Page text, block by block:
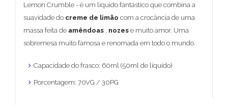
Lemon Crumble - é um líquido fantástico que combina a
suavidade do creme de limão com a crocância de uma
massa feita de amêndoas , nozes e muito amor. Uma
sobremesa muito famosa e renomada em todo o mundo.
Capacidade do frasco: 60ml (50ml de líquido)
Porcentagem: 70VG / 30PG